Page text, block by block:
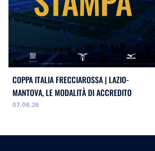
COPPA ITALIA FRECCIAROSSA | LAZIO-
MANTOVA, LE MODALITÀ DI ACCREDITO
07.08.26